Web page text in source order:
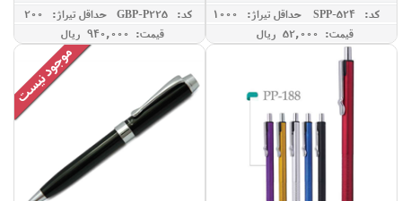
کد: SPP-524
حداقل تيراژ: 1000
قیمت: 52,000 ريال
کد: GBP-P225
حداقل تيراژ: 200
قیمت: 940,000 ريال